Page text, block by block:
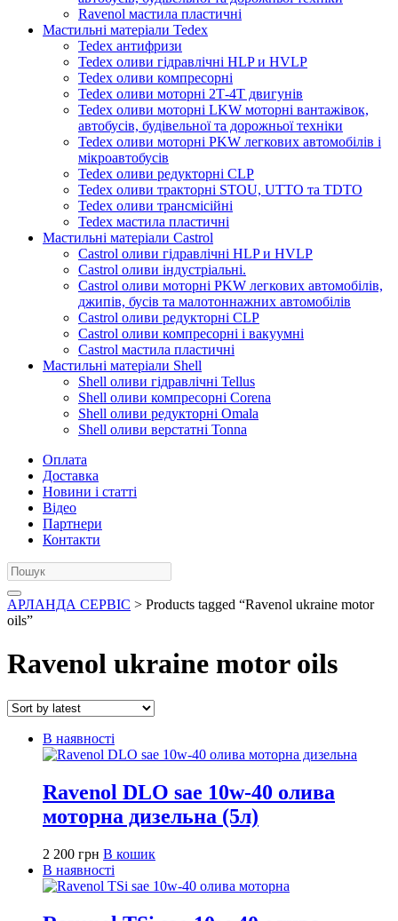
Ravenol мастила пластичні
Мастильні матеріали Tedex
Tedex антифризи
Tedex оливи гідравлічні HLP и HVLP
Tedex оливи компресорні
Tedex оливи моторні 2Т-4Т двигунів
Tedex оливи моторні LKW моторні вантажівок,
автобусів, будівельної та дорожньої техніки
Tedex оливи моторні PKW легкових автомобілів і
мікроавтобусів
Tedex оливи редукторні CLP
Tedex оливи тракторні STOU, UTTO та TDTO
Tedex оливи трансмісійні
Tedex мастила пластичні
Мастильні матеріали Castrol
Castrol оливи гідравлічні HLP и HVLP
Castrol оливи індустріальні.
Castrol оливи моторні PKW легкових автомобілів,
джипів, бусів та малотоннажних автомобілів
Castrol оливи редукторні CLP
Castrol оливи компресорні і вакуумні
Castrol мастила пластичні
Мастильні матеріали Shell
Shell оливи гідравлічні Tellus
Shell оливи компресорні Corena
Shell оливи редукторні Omala
Shell оливи верстатні Tonna
Оплата
Доставка
Новини і статті
Відео
Партнери
Контакти
АРЛАНДА СЕРВІС > Products tagged “Ravenol ukraine motor
oils”
Ravenol ukraine motor oils
В наявності
Ravenol DLO sae 10w-40 олива
моторна дизельна (5л)
2 200 грн В кошик
В наявності